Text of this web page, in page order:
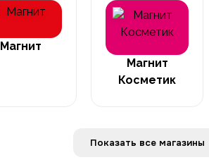
Магнит
Магнит
Косметик
Показать все магазины